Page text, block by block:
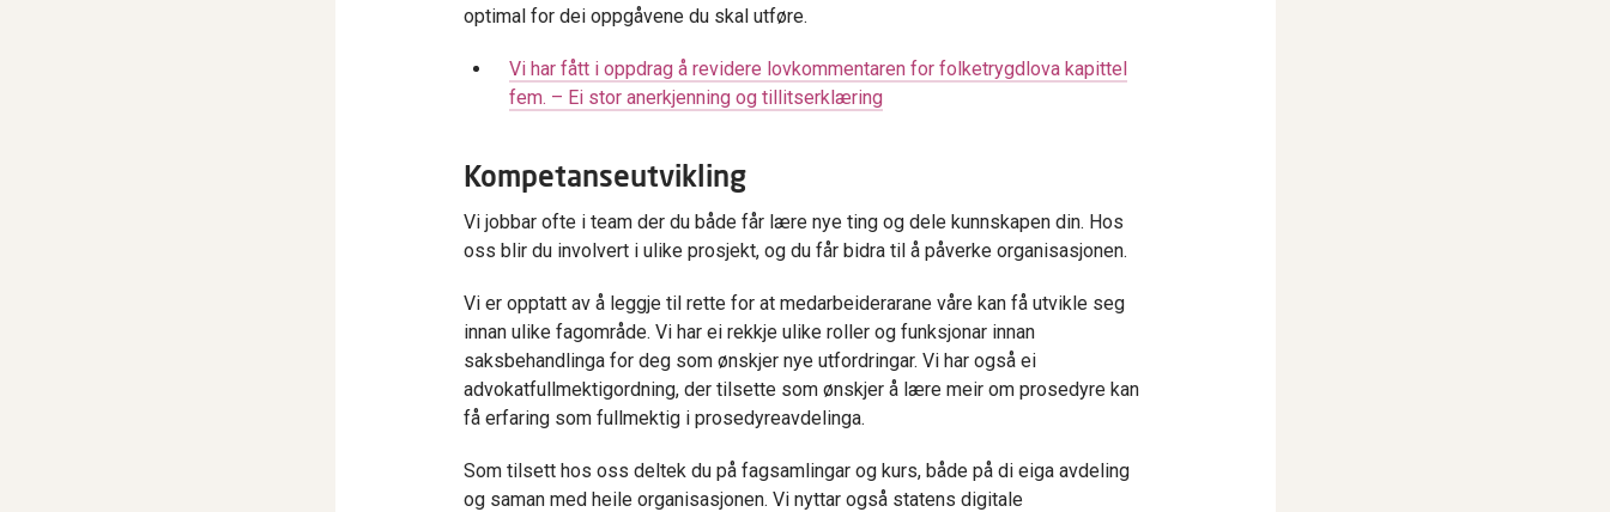
optimal for dei oppgåvene du skal utføre.
Vi har fått i oppdrag å revidere lovkommentaren for folketrygdlova kapittel
fem. – Ei stor anerkjenning og tillitserklæring
Kompetanseutvikling
Vi jobbar ofte i team der du både får lære nye ting og dele kunnskapen din. Hos
oss blir du involvert i ulike prosjekt, og du får bidra til å påverke organisasjonen.
Vi er opptatt av å leggje til rette for at medarbeiderarane våre kan få utvikle seg
innan ulike fagområde. Vi har ei rekkje ulike roller og funksjonar innan
saksbehandlinga for deg som ønskjer nye utfordringar. Vi har også ei
advokatfullmektigordning, der tilsette som ønskjer å lære meir om prosedyre kan
få erfaring som fullmektig i prosedyreavdelinga.
Som tilsett hos oss deltek du på fagsamlingar og kurs, både på di eiga avdeling
og saman med heile organisasjonen. Vi nyttar også statens digitale